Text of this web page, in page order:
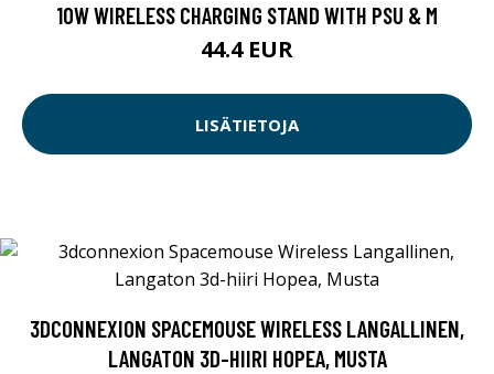
10W WIRELESS CHARGING STAND WITH PSU & M
44.4 EUR
LISÄTIETOJA
3DCONNEXION SPACEMOUSE WIRELESS LANGALLINEN,
LANGATON 3D-HIIRI HOPEA, MUSTA